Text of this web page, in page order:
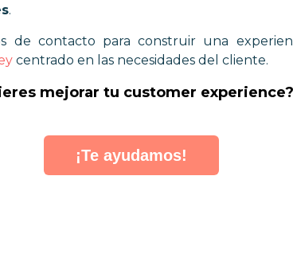
.
de contacto para construir una
centrado en las necesidades del cliente.
mejorar tu customer experience?
¡Te ayudamos!